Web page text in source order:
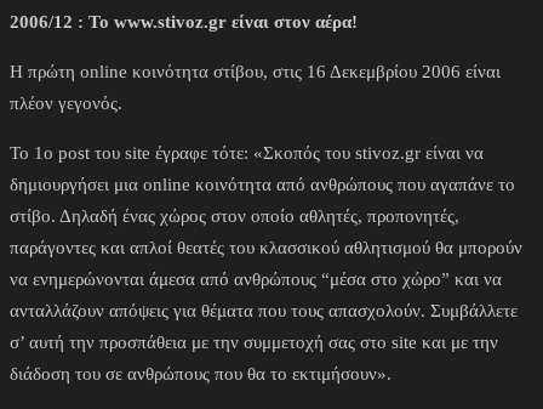
2006/12 : To www.stivoz.gr είναι στον αέρα!
Η πρώτη online κοινότητα στίβου, στις 16 Δεκεμβρίου 2006 είναι
πλέον γεγονός.
Το 1ο post του site έγραφε τότε: «Σκοπός του stivoz.gr είναι να
δημιουργήσει μια online κοινότητα από ανθρώπους που αγαπάνε το
στίβο. Δηλαδή ένας χώρος στον οποίο αθλητές, προπονητές,
παράγοντες και απλοί θεατές του κλασσικού αθλητισμού θα μπορούν
να ενημερώνονται άμεσα από ανθρώπους “μέσα στο χώρο” και να
ανταλλάζουν απόψεις για θέματα που τους απασχολούν. Συμβάλλετε
σ’ αυτή την προσπάθεια με την συμμετοχή σας στο site και με την
διάδοση του σε ανθρώπους που θα το εκτιμήσουν».